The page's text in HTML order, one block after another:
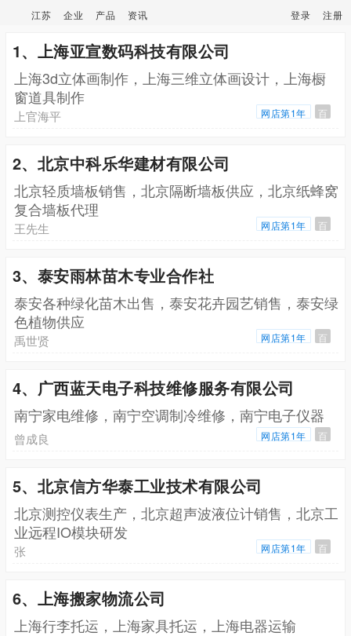
江苏 企业 产品 资讯 登录 注册
1、上海亚宣数码科技有限公司
上海3d立体画制作，上海三维立体画设计，上海橱
窗道具制作
上官海平 网店第1年 百
2、北京中科乐华建材有限公司
北京轻质墙板销售，北京隔断墙板供应，北京纸蜂窝
复合墙板代理
王先生 网店第1年 百
3、泰安雨林苗木专业合作社
泰安各种绿化苗木出售，泰安花卉园艺销售，泰安绿
色植物供应
禹世贤 网店第1年 百
4、广西蓝天电子科技维修服务有限公司
南宁家电维修，南宁空调制冷维修，南宁电子仪器
曾成良 网店第1年 百
5、北京信方华泰工业技术有限公司
北京测控仪表生产，北京超声波液位计销售，北京工
业远程IO模块研发
张 网店第1年 百
6、上海搬家物流公司
上海行李托运，上海家具托运，上海电器运输